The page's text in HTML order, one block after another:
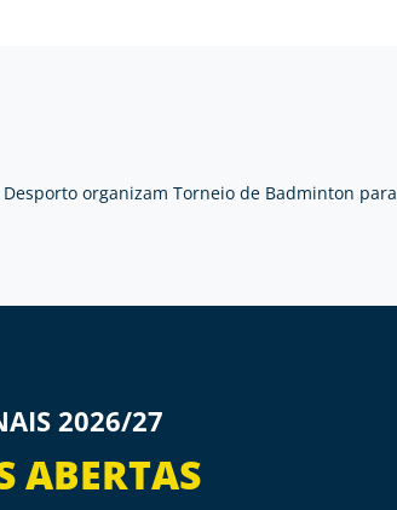
organizam Torneio de Badminton
2026/27
ABERTAS